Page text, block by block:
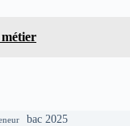
bac 2025